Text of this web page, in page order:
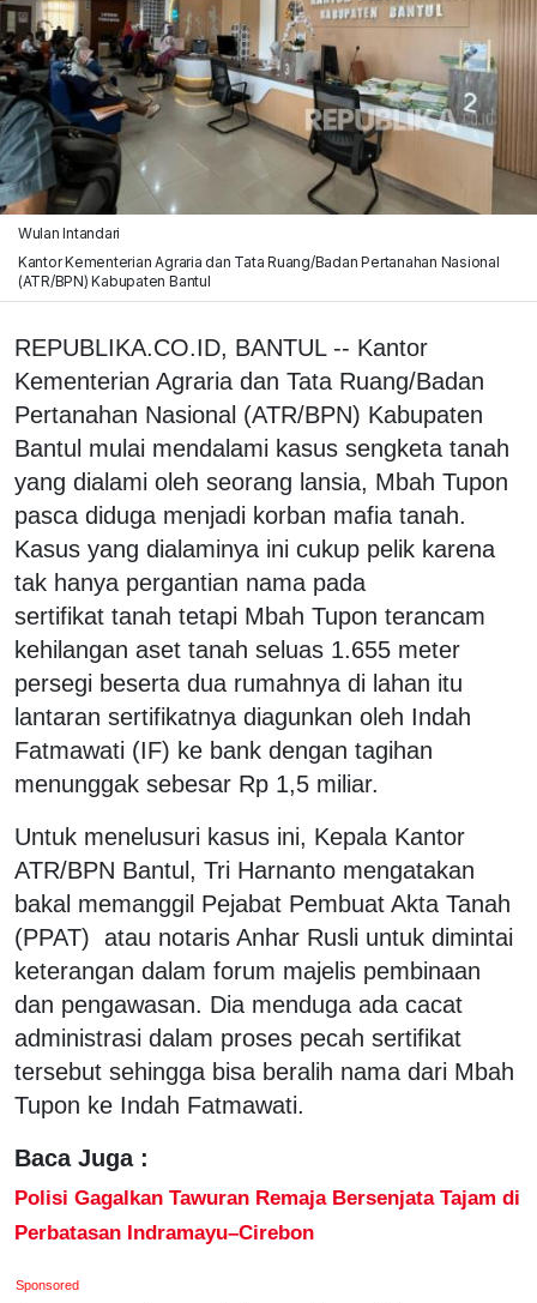
Wulan Intandari
Kantor Kementerian Agraria dan Tata Ruang/Badan Pertanahan Nasional
(ATR/BPN) Kabupaten Bantul
REPUBLIKA.CO.ID, BANTUL -- Kantor
Kementerian Agraria dan Tata Ruang/Badan
Pertanahan Nasional (ATR/BPN) Kabupaten
Bantul mulai mendalami kasus sengketa tanah
yang dialami oleh seorang lansia, Mbah Tupon
pasca diduga menjadi korban mafia tanah.
Kasus yang dialaminya ini cukup pelik karena
tak hanya pergantian nama pada
sertifikat tanah tetapi Mbah Tupon terancam
kehilangan aset tanah seluas 1.655 meter
persegi beserta dua rumahnya di lahan itu
lantaran sertifikatnya diagunkan oleh Indah
Fatmawati (IF) ke bank dengan tagihan
menunggak sebesar Rp 1,5 miliar.
Untuk menelusuri kasus ini, Kepala Kantor
ATR/BPN Bantul, Tri Harnanto mengatakan
bakal memanggil Pejabat Pembuat Akta Tanah
(PPAT) atau notaris Anhar Rusli untuk dimintai
keterangan dalam forum majelis pembinaan
dan pengawasan. Dia menduga ada cacat
administrasi dalam proses pecah sertifikat
tersebut sehingga bisa beralih nama dari Mbah
Tupon ke Indah Fatmawati.
Baca Juga :
Polisi Gagalkan Tawuran Remaja Bersenjata Tajam di
Perbatasan Indramayu–Cirebon
Sponsored